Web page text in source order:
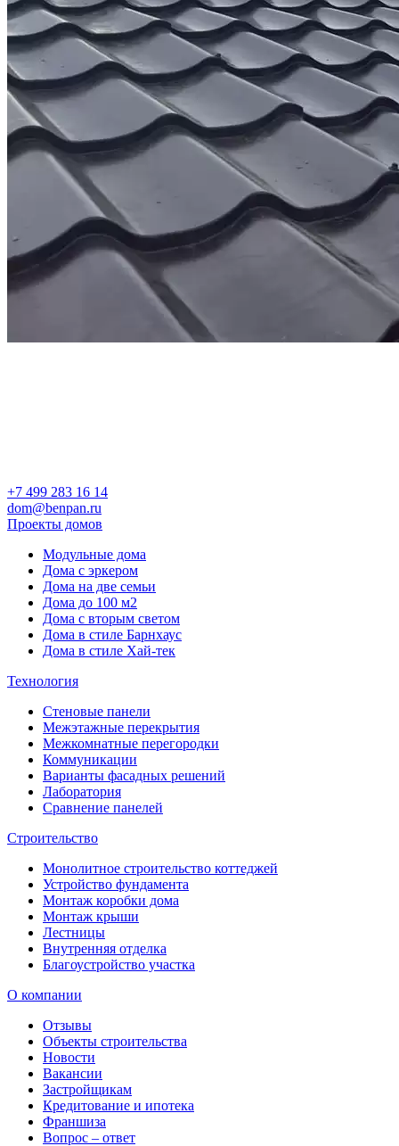
+7 499 283 16 14
dom@benpan.ru
Проекты домов
Модульные дома
Дома с эркером
Дома на две семьи
Дома до 100 м2
Дома с вторым светом
Дома в стиле Барнхаус
Дома в стиле Хай-тек
Технология
Стеновые панели
Межэтажные перекрытия
Межкомнатные перегородки
Коммуникации
Варианты фасадных решений
Лаборатория
Сравнение панелей
Строительство
Монолитное строительство коттеджей
Устройство фундамента
Монтаж коробки дома
Монтаж крыши
Лестницы
Внутренняя отделка
Благоустройство участка
О компании
Отзывы
Объекты строительства
Новости
Вакансии
Застройщикам
Кредитование и ипотека
Франшиза
Вопрос – ответ